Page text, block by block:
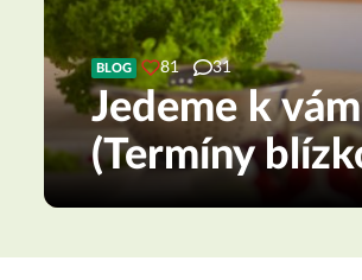
BLOG 81 31
Jedeme k
(Termíny